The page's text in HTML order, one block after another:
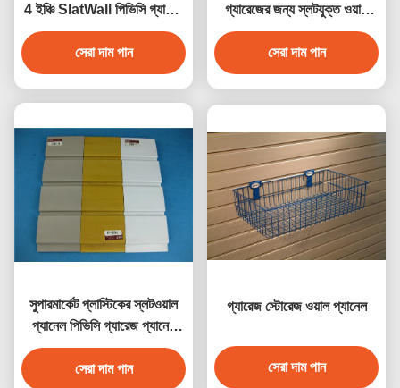
4 ইঞ্চি SlatWall পিভিসি গ্যারেজ
প্যানেল
সেরা দাম পান
গ্যারেজের জন্য স্লটযুক্ত ওয়াল
প্যানেল, জলরোধী
সেরা দাম পান
সুপারমার্কেট প্লাস্টিকের স্লটওয়াল
প্যানেল পিভিসি গ্যারেজ প্যানেল
জলরোধী
সেরা দাম পান
গ্যারেজ স্টোরেজ ওয়াল প্যানেল
সেরা দাম পান